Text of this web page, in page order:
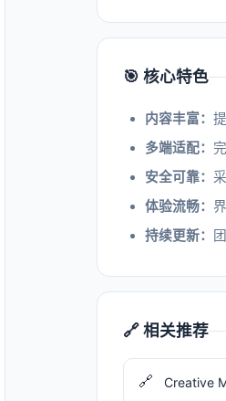
🎯 核心特色
内容丰富：
多端适配：
安全可靠：
体验流畅：
持续更新：
🔗 相关推荐
🔗 Creative